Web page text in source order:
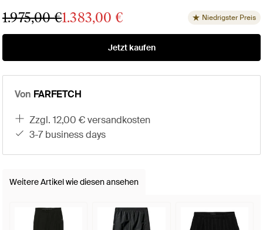
1.975,00 €1.383,00 € Niedrigster Preis
Jetzt kaufen
Von FARFETCH
zzgl. 12,00 € versandkosten
3-7 business days
Weitere Artikel wie diesen ansehen